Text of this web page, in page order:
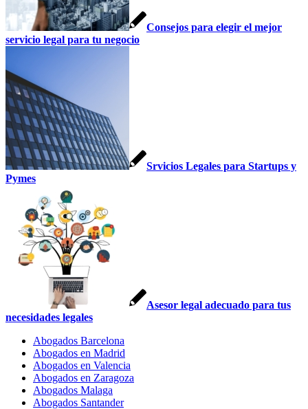
Consejos para elegir el mejor
servicio legal para tu negocio
Srvicios Legales para Startups y
Pymes
Asesor legal adecuado para tus
necesidades legales
Abogados Barcelona
Abogados en Madrid
Abogados en Valencia
Abogados en Zaragoza
Abogados Malaga
Abogados Santander